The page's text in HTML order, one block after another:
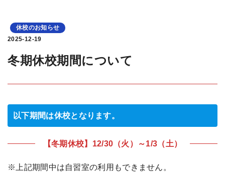
休校のお知らせ
2025-12-19
冬期休校期間について
以下期間は休校となります。
【冬期休校】12/30（火）～1/3（土）
※上記期間中は自習室の利用もできません。